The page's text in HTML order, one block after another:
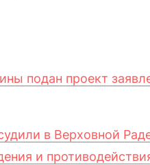
подан проект
в Верховной
и